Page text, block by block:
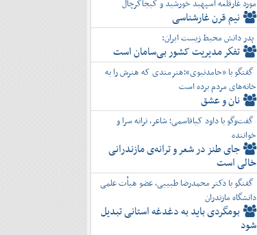
مورد غارقلعه اسپهبد خورشید و کیجاکرچال
نیم قرن غارشناسی
پدر دانش محیط زیست ایران:
تفكر مديريت کشور بی‌سامان است
گفتگو با «حامدنبوی»؛هنرمندی که هنرش را به
خانه‌های مردم برده است
نان و عشق
گفت‌وگو با داود کیاقاسمی؛ شاعر، ترانه سرا و
خواننده
جای طنز در شعر و ترانه‌ی مازندرانی
خالی است
گفتگو با دکتر محمدرضا طبیبی، عضو هیأت علمی
دانشگاه مازندران
بومگردی باید به دغدغه استانی تبدیل
شود